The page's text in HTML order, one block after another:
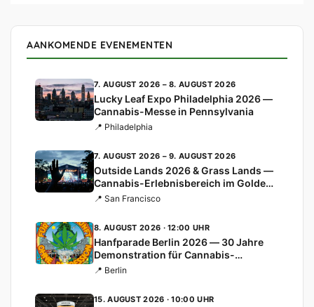
AANKOMENDE EVENEMENTEN
7. AUGUST 2026 – 8. AUGUST 2026
Lucky Leaf Expo Philadelphia 2026 —
Cannabis-Messe in Pennsylvania
📍 Philadelphia
7. AUGUST 2026 – 9. AUGUST 2026
Outside Lands 2026 & Grass Lands —
Cannabis-Erlebnisbereich im Golden
Gate Park
📍 San Francisco
8. AUGUST 2026 · 12:00 UHR
Hanfparade Berlin 2026 — 30 Jahre
Demonstration für Cannabis-
Legalisierung
📍 Berlin
15. AUGUST 2026 · 10:00 UHR